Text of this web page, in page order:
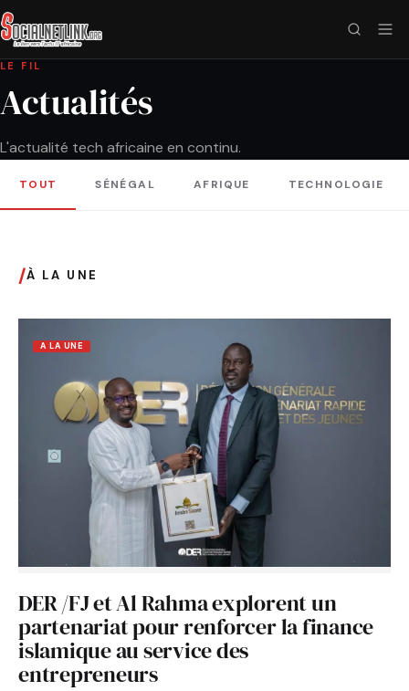
LE FIL
Actualités
L'actualité tech africaine en continu.
TOUT SÉNÉGAL AFRIQUE TECHNOLOGIE
/À LA UNE
A LA UNE
DER /FJ et Al Rahma explorent un
partenariat pour renforcer la finance
islamique au service des
entrepreneurs